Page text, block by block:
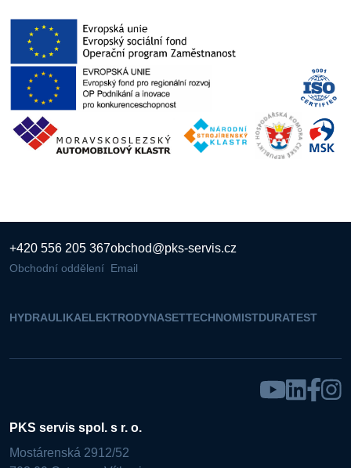
+420 556 205 367
Obchodní oddělení
obchod@pks-servis.cz
Email
HYDRAULIKAELEKTRODYNASETTECHNOMISTDURATEST
PKS servis spol. s r. o.
Mostárenská 2912/52